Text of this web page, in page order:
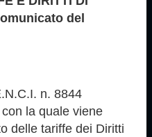
del
n. 8844
la quale viene
delle tariffe dei Diritti